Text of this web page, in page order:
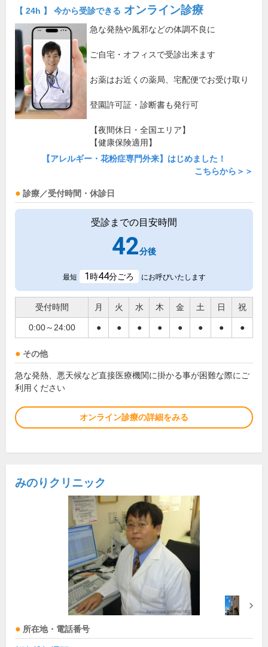
【 24h 】 今から受診できる オンライン診療
急な発熱や風邪などの体調不良に
ご自宅・オフィスで受診出来ます
お薬はお近くの薬局、宅配便でお受け取り
登園許可証・診断書も発行可
【夜間休日・全国エリア】
【健康保険適用】
【アレルギー・花粉症専門外来】はじめました！
こちらから＞＞
診療／受付時間・休診日
受診までの目安時間
42分後
最短 1時44分ごろ にお呼びいたします
受付時間 月 火 水 木 金 土 日 祝
0:00～24:00 ● ● ● ● ● ● ● ●
その他
急な発熱、悪天候など直接医療機関に掛かる事が困難な際にご
利用ください
オンライン診療の詳細をみる
みのりクリニック
所在地・電話番号